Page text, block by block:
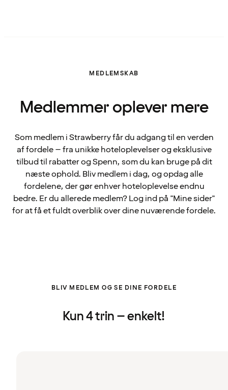
MEDLEMSKAB
Medlemmer oplever mere
Som medlem i Strawberry får du adgang til en verden
af fordele – fra unikke hoteloplevelser og eksklusive
tilbud til rabatter og Spenn, som du kan bruge på dit
næste ophold. Bliv medlem i dag, og opdag alle
fordelene, der gør enhver hoteloplevelse endnu
bedre. Er du allerede medlem? Log ind på "Mine sider"
for at få et fuldt overblik over dine nuværende fordele.
BLIV MEDLEM OG SE DINE FORDELE
Kun 4 trin – enkelt!